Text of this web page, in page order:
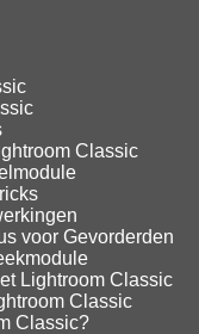
Classic
voor Gevorderden
Lightroom Classic
Classic
Classic?